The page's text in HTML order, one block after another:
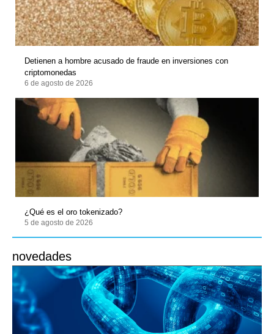
Detienen a hombre acusado de fraude en inversiones con
criptomonedas
6 de agosto de 2026
¿Qué es el oro tokenizado?
5 de agosto de 2026
novedades